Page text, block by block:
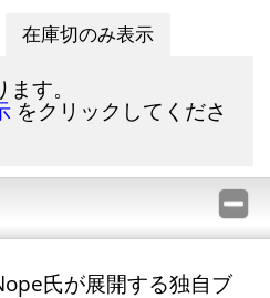
在庫切のみ表示
す。
をクリックしてくださ
氏が展開する独自ブ